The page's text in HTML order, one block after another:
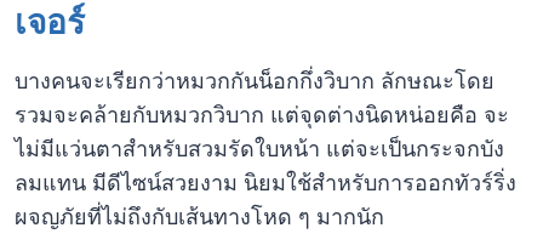
เจอร์
บางคนจะเรียกว่าหมวกกันน็อกกึ่งวิบาก ลักษณะโดย
รวมจะคล้ายกับหมวกวิบาก แต่จุดต่างนิดหน่อยคือ จะ
ไม่มีแว่นตาสำหรับสวมรัดใบหน้า แต่จะเป็นกระจกบัง
ลมแทน มีดีไซน์สวยงาม นิยมใช้สำหรับการออกทัวร์ริ่ง
ผจญภัยที่ไม่ถึงกับเส้นทางโหด ๆ มากนัก